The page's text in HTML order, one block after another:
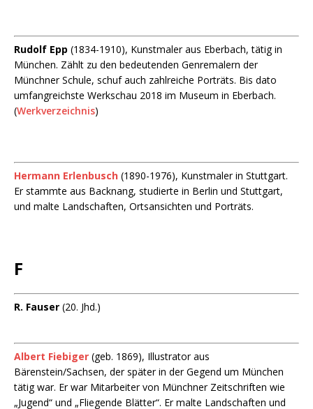
Rudolf Epp (1834-1910), Kunstmaler aus Eberbach, tätig in
München. Zählt zu den bedeutenden Genremalern der
Münchner Schule, schuf auch zahlreiche Porträts. Bis dato
umfangreichste Werkschau 2018 im Museum in Eberbach.
(Werkverzeichnis)
Hermann Erlenbusch (1890-1976), Kunstmaler in Stuttgart.
Er stammte aus Backnang, studierte in Berlin und Stuttgart,
und malte Landschaften, Ortsansichten und Porträts.
F
R. Fauser (20. Jhd.)
Albert Fiebiger (geb. 1869), Illustrator aus
Bärenstein/Sachsen, der später in der Gegend um München
tätig war. Er war Mitarbeiter von Münchner Zeitschriften wie
„Jugend“ und „Fliegende Blätter“. Er malte Landschaften und